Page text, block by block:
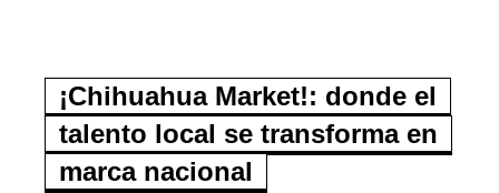
¡Chihuahua Market!: donde el
talento local se transforma en
marca nacional